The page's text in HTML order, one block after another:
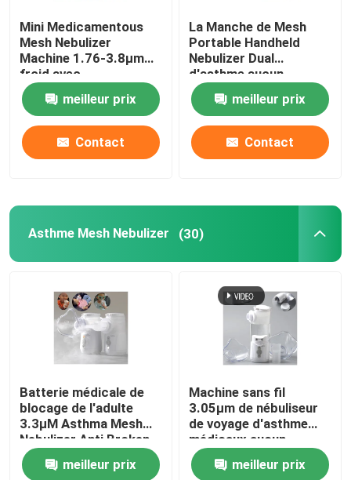
Mini Medicamentous
Mesh Nebulizer
Machine 1.76-3.8μm
froid avec
l'embouchure de
masquemeilleur prix
Contact
La Manche de Mesh
Portable Handheld
Nebulizer Dual
d'asthme aucun
blocage 2μm - 3μm
meilleur prix
Contact
Asthme Mesh Nebulizer (30)
Batterie médicale de
blocage de l'adulte
3.3μM Asthma Mesh
Nebulizer Anti Broken
No d'enfants
meilleur prix
Machine sans fil
3.05μm de nébuliseur
de voyage d'asthme
médicaux aucun
blocage pour des
enfantsmeilleur prix